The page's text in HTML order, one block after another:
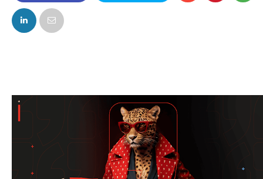
FACEBOOK